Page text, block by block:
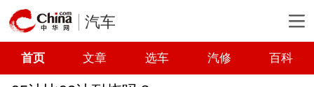
汽车
首页 文章 选车 汽修 百科